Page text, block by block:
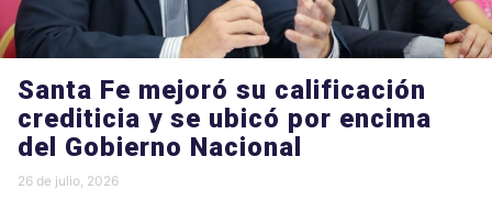
Santa Fe mejoró su calificación
crediticia y se ubicó por encima
del Gobierno Nacional
26 de julio, 2026